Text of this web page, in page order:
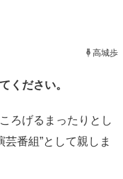
エネル
高城歩
ください。
ろげるまったりとし
番組”として親しま